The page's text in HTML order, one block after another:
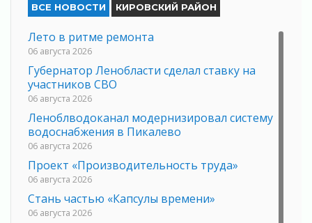
ВСЕ НОВОСТИ КИРОВСКИЙ РАЙОН
Лето в ритме ремонта
06 августа 2026
Губернатор Ленобласти сделал ставку на
участников СВО
06 августа 2026
Леноблводоканал модернизировал систему
водоснабжения в Пикалево
06 августа 2026
Проект «Производительность труда»
06 августа 2026
Стань частью «Капсулы времени»
06 августа 2026